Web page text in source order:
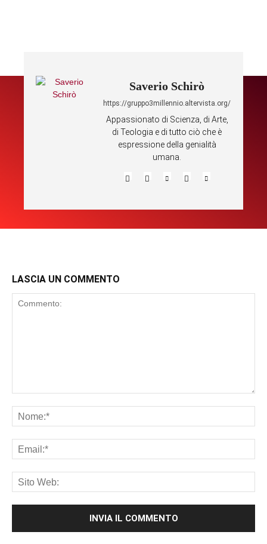
Saverio Schirò
https://gruppo3millennio.altervista.org/
Appassionato di Scienza, di Arte,
di Teologia e di tutto ciò che è
espressione della genialità
umana.
LASCIA UN COMMENTO